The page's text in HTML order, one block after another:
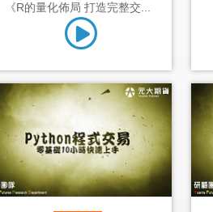
《R的量化佈局 打造完整交...